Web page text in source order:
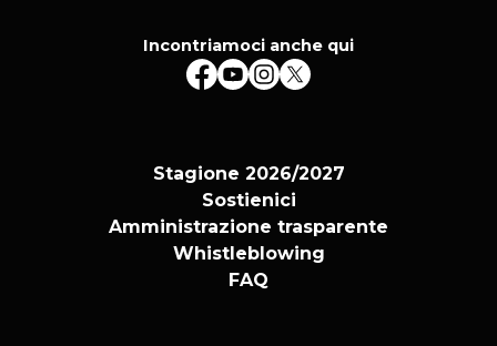
Incontriamoci anche qui
Stagione 2026/2027
Sostienici
Amministrazione trasparente
Whistleblowing
FAQ